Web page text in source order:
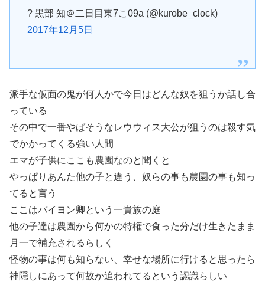
? 黒部 知＠二日目東7こ09a (@kurobe_clock)
2017年12月5日
派手な仮面の鬼が何人かで今日はどんな奴を狙うか話し合
っている
その中で一番やばそうなレウウィス大公が狙うのは殺す気
でかかってくる強い人間
エマが子供にここも農園なのと聞くと
やっぱりあんた他の子と違う、奴らの事も農園の事も知っ
てると言う
ここはバイヨン卿という一貴族の庭
他の子達は農園から何かの特権で食った分だけ生きたまま
月一で補充されるらしく
怪物の事は何も知らない、幸せな場所に行けると思ったら
神隠しにあって何故か追われてるという認識らしい